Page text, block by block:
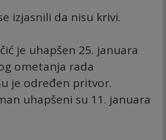
izjasnili da nisu krivi.
je uhapšen 25. januara
ometanja rada
je određen pritvor.
uhapšeni su 11. januara